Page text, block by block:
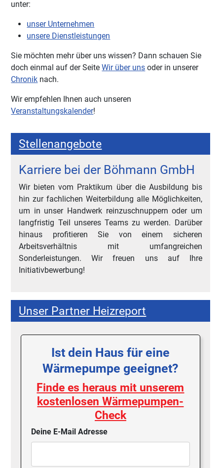
unter:
unser Unternehmen
unsere Dienstleistungen
Sie möchten mehr über uns wissen? Dann schauen Sie
doch einmal auf der SeiteWir über uns oder in unserer
Chronik nach.
Wir empfehlen Ihnen auch unseren
Veranstaltungskalender!
Stellenangebote
Karriere bei der Böhmann GmbH
Wir bieten vom Praktikum über die Ausbildung bis
hin zur fachlichen Weiterbildung alle Möglichkeiten,
um in unser Handwerk reinzuschnuppern oder um
langfristig Teil unseres Teams zu werden. Darüber
hinaus profitieren Sie von einem sicheren
Arbeitsverhältnis mit umfangreichen
Sonderleistungen. Wir freuen uns auf Ihre
Initiativbewerbung!
Unser Partner Heizreport
Ist dein Haus für eine
Wärmepumpe geeignet?
Finde es heraus mit unserem
kostenlosen Wärmepumpen-
Check
Deine E-Mail Adresse